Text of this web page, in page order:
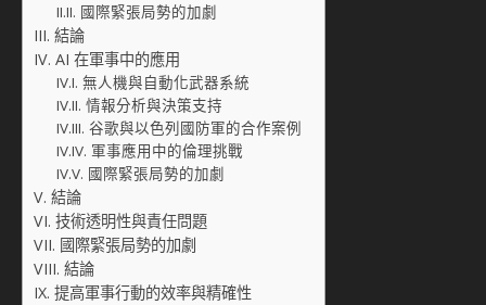
國際緊張局勢的加劇
結論
AI 在軍事中的應用
無人機與自動化武器系統
情報分析與決策支持
谷歌與以色列國防軍的合作案例
軍事應用中的倫理挑戰
國際緊張局勢的加劇
結論
技術透明性與責任問題
國際緊張局勢的加劇
結論
提高軍事行動的效率與精確性